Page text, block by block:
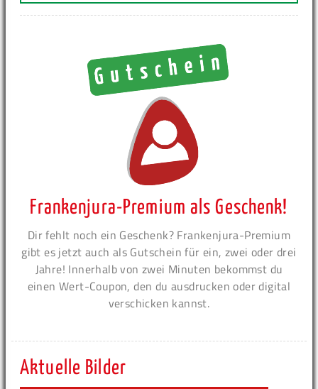
Frankenjura-Premium als Geschenk!
Dir fehlt noch ein Geschenk? Frankenjura-Premium
gibt es jetzt auch als Gutschein für ein, zwei oder drei
Jahre! Innerhalb von zwei Minuten bekommst du
einen Wert-Coupon, den du ausdrucken oder digital
verschicken kannst.
Aktuelle Bilder